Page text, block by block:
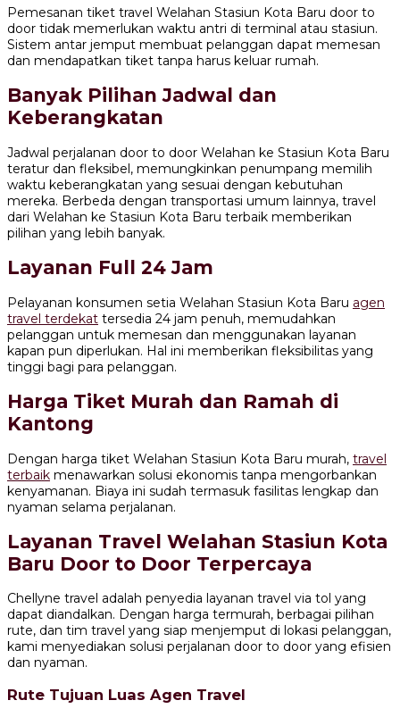
Pemesanan tiket travel Welahan Stasiun Kota Baru door to
door tidak memerlukan waktu antri di terminal atau stasiun.
Sistem antar jemput membuat pelanggan dapat memesan
dan mendapatkan tiket tanpa harus keluar rumah.
Banyak Pilihan Jadwal dan
Keberangkatan
Jadwal perjalanan door to door Welahan ke Stasiun Kota Baru
teratur dan fleksibel, memungkinkan penumpang memilih
waktu keberangkatan yang sesuai dengan kebutuhan
mereka. Berbeda dengan transportasi umum lainnya, travel
dari Welahan ke Stasiun Kota Baru terbaik memberikan
pilihan yang lebih banyak.
Layanan Full 24 Jam
Pelayanan konsumen setia Welahan Stasiun Kota Baru agen
travel terdekat tersedia 24 jam penuh, memudahkan
pelanggan untuk memesan dan menggunakan layanan
kapan pun diperlukan. Hal ini memberikan fleksibilitas yang
tinggi bagi para pelanggan.
Harga Tiket Murah dan Ramah di
Kantong
Dengan harga tiket Welahan Stasiun Kota Baru murah, travel
terbaik menawarkan solusi ekonomis tanpa mengorbankan
kenyamanan. Biaya ini sudah termasuk fasilitas lengkap dan
nyaman selama perjalanan.
Layanan Travel Welahan Stasiun Kota
Baru Door to Door Terpercaya
Chellyne travel adalah penyedia layanan travel via tol yang
dapat diandalkan. Dengan harga termurah, berbagai pilihan
rute, dan tim travel yang siap menjemput di lokasi pelanggan,
kami menyediakan solusi perjalanan door to door yang efisien
dan nyaman.
Rute Tujuan Luas Agen Travel